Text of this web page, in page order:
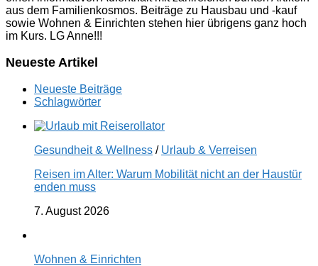
aus dem Familienkosmos. Beiträge zu Hausbau und -kauf
sowie Wohnen & Einrichten stehen hier übrigens ganz hoch
im Kurs. LG Anne!!!
Neueste Artikel
Neueste Beiträge
Schlagwörter
Gesundheit & Wellness / Urlaub & Verreisen
Reisen im Alter: Warum Mobilität nicht an der Haustür
enden muss
7. August 2026
Wohnen & Einrichten